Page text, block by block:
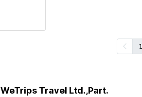
1
WeTrips Travel Ltd.,Part.